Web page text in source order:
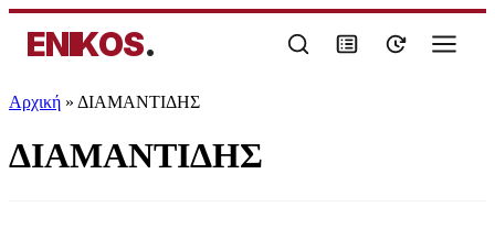
ENIKOS.
Αρχική » ΔΙΑΜΑΝΤΙΔΗΣ
ΔΙΑΜΑΝΤΙΔΗΣ